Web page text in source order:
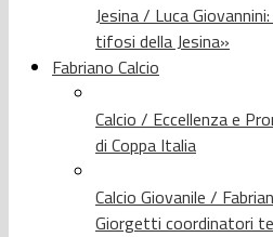
Jesina / Luca
tifosi della Jesina»
Fabriano Calcio
Calcio / Eccellenza e
di Coppa Italia
Calcio Giovanile /
Giorgetti coordinatori